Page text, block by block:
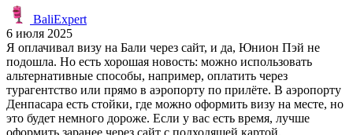
BaliExpert
6 июля 2025
Я оплачивал визу на Бали через сайт, и да, Юнион Пэй не
подошла. Но есть хорошая новость: можно использовать
альтернативные способы, например, оплатить через
турагентство или прямо в аэропорту по прилёте. В аэропорту
Денпасара есть стойки, где можно оформить визу на месте, но
это будет немного дороже. Если у вас есть время, лучше
оформить заранее через сайт с подходящей картой.